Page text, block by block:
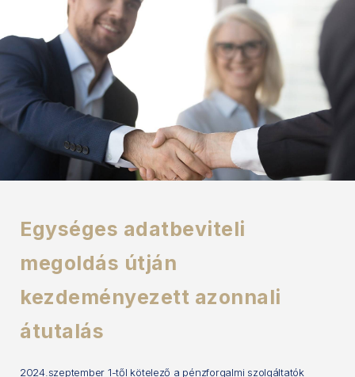
Egységes adatbeviteli
megoldás útján
kezdeményezett azonnali
átutalás
2024.szeptember 1-től kötelező a pénzforgalmi szolgáltatók